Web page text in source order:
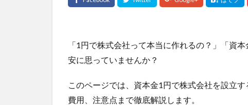
「1円で株式会社って本当に作れるの？」「資
安に思っていませんか？
このページでは、資本金1円で株式会社を設立
費用、注意点まで徹底解説します。